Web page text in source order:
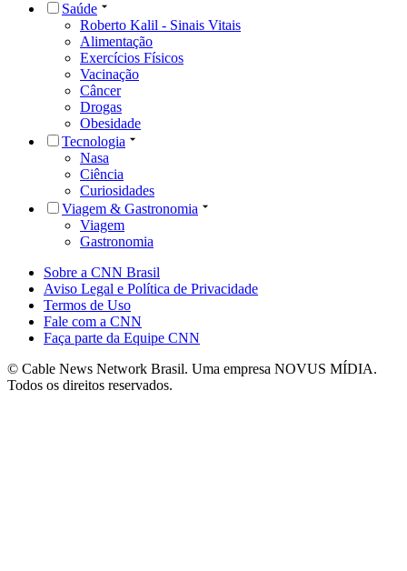
Saúde
Roberto Kalil - Sinais Vitais
Alimentação
Exercícios Físicos
Vacinação
Câncer
Drogas
Obesidade
Tecnologia
Nasa
Ciência
Curiosidades
Viagem & Gastronomia
Viagem
Gastronomia
Sobre a CNN Brasil
Aviso Legal e Política de Privacidade
Termos de Uso
Fale com a CNN
Faça parte da Equipe CNN
© Cable News Network Brasil. Uma empresa NOVUS MÍDIA.
Todos os direitos reservados.